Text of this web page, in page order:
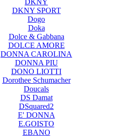
DKNY SPORT
Dogo
Doka
Dolce & Gabbana
DOLCE AMORE
DONNA CAROLINA
DONNA PIU
DONO LIOTTI
Dorothee Schumacher
Doucals
DS Damat
DSquared2
E' DONNA
E.GOISTO
EBANO